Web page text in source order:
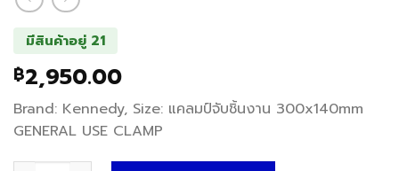
มีสินค้าอยู่ 21
฿2,950.00
Brand: Kennedy, Size: แคลมป์จับชิ้นงาน 300x140mm
GENERAL USE CLAMP